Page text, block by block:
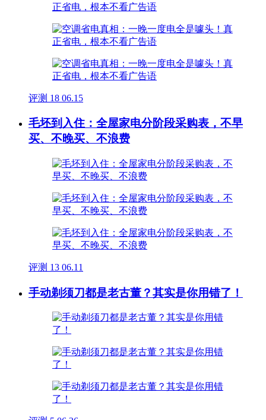
评测 18 06.15
毛坯到入住：全屋家电分阶段采购表，不早
买、不晚买、不浪费
评测 13 06.11
手动剃须刀都是老古董？其实是你用错了！